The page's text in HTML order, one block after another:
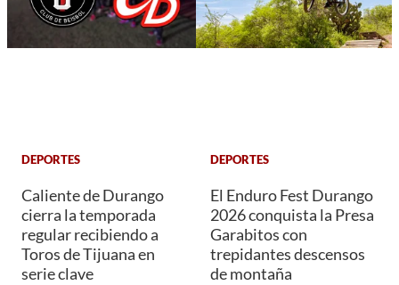
DEPORTES
Caliente de Durango
cierra la temporada
regular recibiendo a
Toros de Tijuana en
serie clave
DEPORTES
El Enduro Fest Durango
2026 conquista la Presa
Garabitos con
trepidantes descensos
de montaña